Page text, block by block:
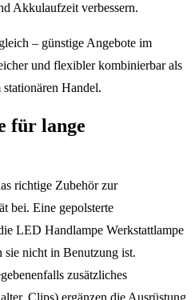
Akkulaufzeit verbessern.
– günstige Angebote im
und flexibler kombinierbar als
Handel.
für lange
richtige Zubehör zur
bei. Eine gepolsterte
LED Handlampe Werkstattlampe
nicht in Benutzung ist.
zusätzliches